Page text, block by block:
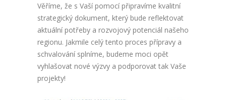
Věříme, že s Vaší pomocí připravíme kvalitní
strategický dokument, který bude reflektovat
aktuální potřeby a rozvojový potenciál našeho
regionu. Jakmile celý tento proces přípravy a
schvalování splníme, budeme moci opět
vyhlašovat nové výzvy a podporovat tak Vaše
projekty!